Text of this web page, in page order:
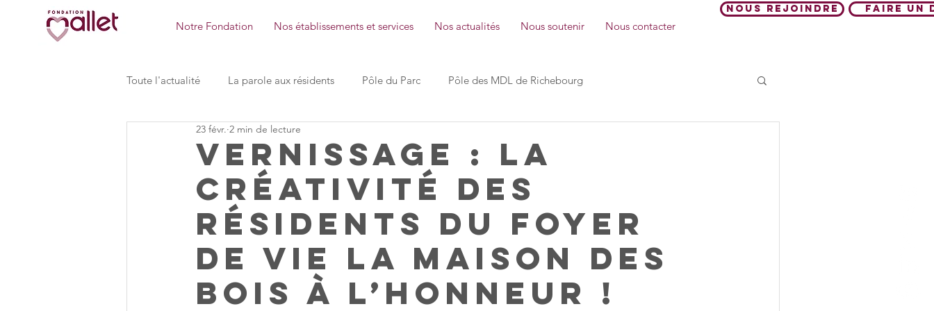
Notre Fondation Nos établissements et services Nos actualités Nous soutenir Nous contacter
Nous rejoindre Faire un
Toute l'actualité La parole aux résidents Pôle du Parc Pôle des MDL de Richebourg
Pôle des MDL de Ste Mesme
la Maison des bois Foyer de vie le Bréau Foyer de vie les Sources ESAT
MAVIA Formation Pôle Direction Générale Les petites pas Micro-crèche
Vernissage : la
créativité des
résidents du Foyer
de vie la Maison des
bois à l’honneur !
23 févr. 2 min de lecture